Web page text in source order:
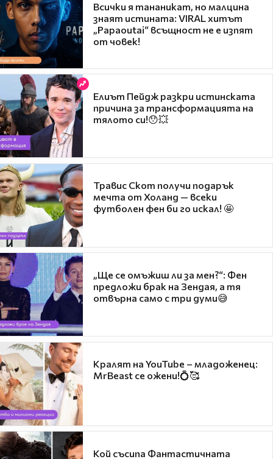
Всички я тананикат, но малцина
знаят истината: VIRAL хитът
„Papaoutai“ всъщност не е изпят
от човек!
Елиът Пейдж разкри истинската
причина за трансформацията на
тялото си!😯💥
Травис Скот получи подарък
мечта от Холанд — всеки
футболен фен би го искал! 🤩
„Ще се омъжиш ли за мен?“: Фен
предложи брак на Зендая, а тя
отвърна само с три думи😅
Кралят на YouTube – младоженец:
MrBeast се ожени!💍🥰
Кой съсипа Фантастичната